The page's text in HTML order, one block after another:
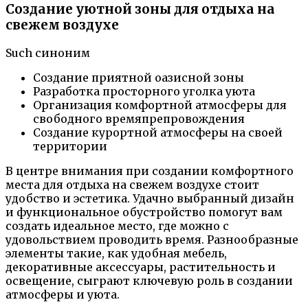
Создание уютной зоны для отдыха на
свежем воздухе
Such синоним
Создание приятной оазисной зоны
Разработка просторного уголка уюта
Организация комфортной атмосферы для
свободного времяпрепровождения
Создание курортной атмосферы на своей
территории
В центре внимания при создании комфортного
места для отдыха на свежем воздухе стоит
удобство и эстетика. Удачно выбранный дизайн
и функциональное обустройство помогут вам
создать идеальное место, где можно с
удовольствием проводить время. Разнообразные
элементы такие, как удобная мебель,
декоративные аксессуары, растительность и
освещение, сыграют ключевую роль в создании
атмосферы и уюта.